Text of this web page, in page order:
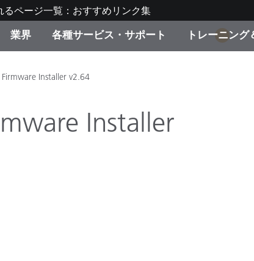
るページ一覧：おすすめリンク集
別
生産終了製品：アッ
キャンペーン
業界
装
ディスプレイメーカ
ンターメーカー対象
各種サービス・サポート
れ・サービス一覧
トレーニング
ング
1
Installer v2.64
Installer